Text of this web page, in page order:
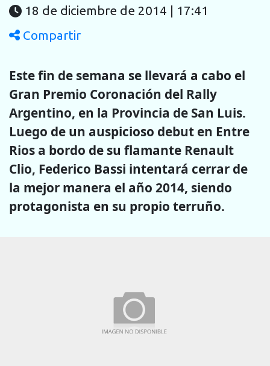
18 de diciembre de 2014 | 17:41
Compartir
Este fin de semana se llevará a cabo el
Gran Premio Coronación del Rally
Argentino, en la Provincia de San Luis.
Luego de un auspicioso debut en Entre
Rios a bordo de su flamante Renault
Clio, Federico Bassi intentará cerrar de
la mejor manera el año 2014, siendo
protagonista en su propio terruño.